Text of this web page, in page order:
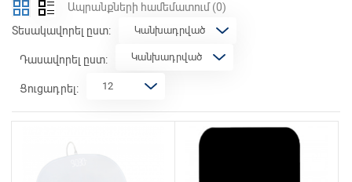
Ապրանքների համեմատում(0)
Տեսակավորել ըստ:
Դասավորել ըստ:
Ցուցադրել: